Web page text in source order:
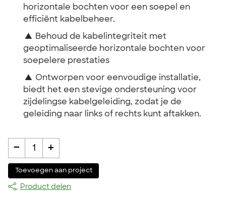
horizontale bochten voor een soepel en
efficiënt kabelbeheer.
▲ Behoud de kabelintegriteit met
geoptimaliseerde horizontale bochten voor
soepelere prestaties
▲ Ontworpen voor eenvoudige installatie,
biedt het een stevige ondersteuning voor
zijdelingse kabelgeleiding, zodat je de
geleiding naar links of rechts kunt aftakken.
- 1 +
Toevoegen aan project
Product delen